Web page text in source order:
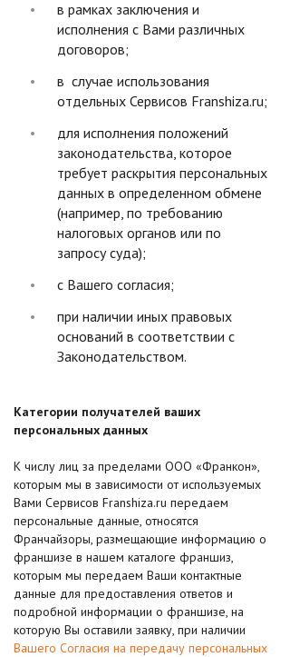
в рамках заключения и
исполнения с Вами различных
договоров;
в случае использования
отдельных Сервисов Franshiza.ru;
для исполнения положений
законодательства, которое
требует раскрытия персональных
данных в определенном обмене
(например, по требованию
налоговых органов или по
запросу суда);
с Вашего согласия;
при наличии иных правовых
оснований в соответствии с
Законодательством.
Категории получателей ваших
персональных данных
К числу лиц за пределами OOO «Франкон»,
которым мы в зависимости от используемых
Вами Сервисов Franshiza.ru передаем
персональные данные, относятся
Франчайзоры, размещающие информацию о
франшизе в нашем каталоге франшиз,
которым мы передаем Ваши контактные
данные для предоставления ответов и
подробной информации о франшизе, на
которую Вы оставили заявку, при наличии
Вашего Согласия на передачу персональных